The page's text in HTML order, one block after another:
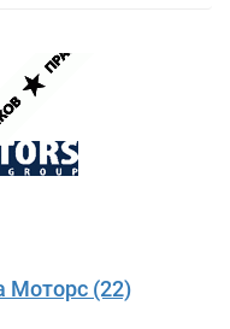
Моторс (22)